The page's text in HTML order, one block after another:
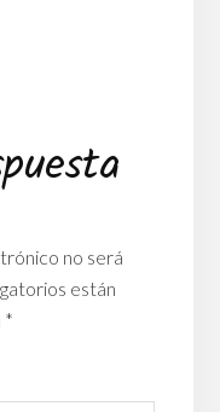
no será
están
*